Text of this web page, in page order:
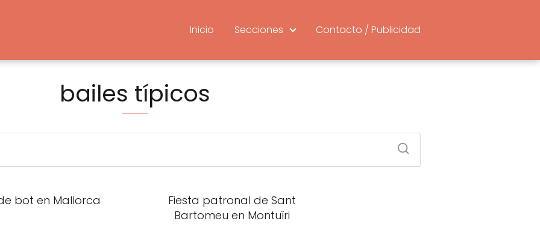
Inicio Secciones Contacto / Publicidad
bailes típicos
bot en Mallorca
Fiesta patronal de Sant
Bartomeu en Montuïri